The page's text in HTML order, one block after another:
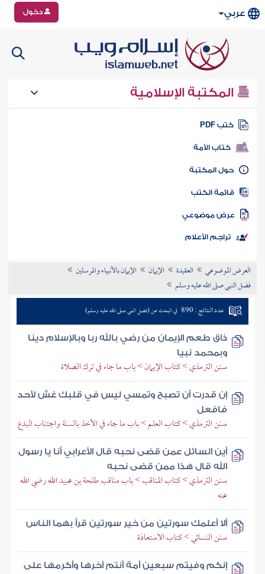
عربي دخول
المكتبة الإسلامية
كتب PDF
كتاب الأمة
المكتبة
الكتب
موضوعي
تراجم الأعلام
العرض الموضوعي العقيدة الإيمان
الإيمان بالأنبياء والمرسلين
فضل النبي صلى الله عليه وسلم
عدد النتائج : 890 في البحث عن (فضل النبي صلى الله عليه وسلم)
ذاق طعم الإيمان من رضي بالله ربا وبالإسلام دينا
وبمحمد نبيا
سنن الترمذي > كتاب الإيمان > باب ما جاء في ترك الصلاة
إن قدرت أن تصبح وتمسي ليس في قلبك غش لأحد
فافعل
سنن الترمذي > كتاب العلم > باب ما جاء في الأخذ بالسنة واجتناب البدع
أين السائل عمن قضى نحبه قال الأعرابي أنا يا رسول
الله قال هذا ممن قضى نحبه
سنن الترمذي > كتاب المناقب > باب مناقب طلحة بن عبيد الله رضي الله
عنه
ألا أعلمك سورتين من خير سورتين قرأ بهما الناس
سنن النسائي > كتاب الاستعاذة
إنكم وفيتم سبعين أمة أنتم آخرها وأكرمها على